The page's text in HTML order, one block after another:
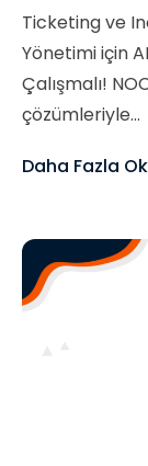
Ticketing ve
Yönetimi için
Çalışmalı!
çözümleriyle...
Daha Fazla